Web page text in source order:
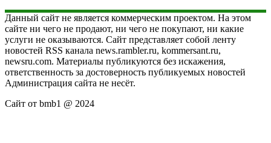
Данный сайт не является коммерческим проектом. На этом
сайте ни чего не продают, ни чего не покупают, ни какие
услуги не оказываются. Сайт представляет собой ленту
новостей RSS канала news.rambler.ru, kommersant.ru,
newsru.com. Материалы публикуются без искажения,
ответственность за достоверность публикуемых новостей
Администрация сайта не несёт.
Сайт от bmb1 @ 2024